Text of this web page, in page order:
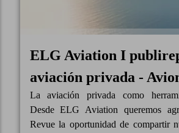
ELG Aviation I
aviación privada -
La aviación privada como
Desde ELG Aviation queremos
Revue la oportunidad de compartir